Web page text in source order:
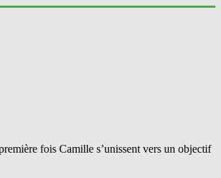
fois Camille s’unissent vers un objectif